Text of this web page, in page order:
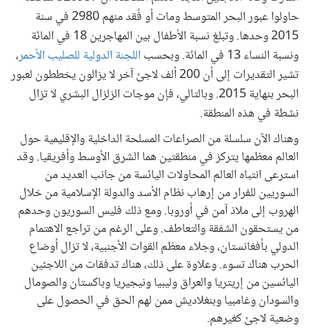
حاولوا عبور البحر المتوسط ومات أو فُقد منهم 2980 في سنة
2015 وحدها. وتبلغ نسبة الأطفال بين المهاجرين 18 في المائة
ونسبة النساء 13 في المائة. وبحسب
اللجنة الدولية للصليب الأحمر،
تشير التقديرات إلى أن 200 ألف لاجئ آخر لا يزالون يخططون لعبور
البحر بنهاية 2015. وبالتالي، فإن موجات الزلزال البشري لا تزال
نشطة في هذه المنطقة.
وهناك الآن سلسلة من الصراعات المسلحة الداخلية والإقليمية حول
العالم معظمها يتركز في منطقتين هما الشرق الأوسط وأفريقيا. وقد
استرعى انتباه العالم المحاولات اليائسة من جانب العديد من
السوريين للفرار من إرهاب نظام الأسد والدولة الإسلامية من خلال
الهروب إلى ملاذ آمن في أوروبا. ومع ذلك فليس السوريون وحدهم
من يستحقون الشفقة والتعاطف. وعلى الرغم من تراجع الاهتمام
الدولي بأفغانستان، وجلاء معظم القوات الأجنبية، لا تزال أوضاع
الحرب هناك تسوء. وعلاوة على ذلك، هناك تدفقات من اللاجئين
اليائسين من إريتريا والعراق وليبيا ونيجيريا وباكستان والصومال
والسودان وغامبيا وبنغلاديش ممن لهم الحق في الحصول على
وضعية لاجئ كغيرهم.